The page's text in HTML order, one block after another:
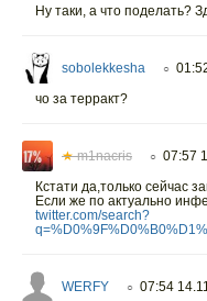
Ну таки, а что поделать?
sobolekkesha ○
чо за терракт?
★m1nacris ○ 07:57
Кстати да,только сейчас
Если же по актуально
twitter.com/search?
WERFY ○ 07:54